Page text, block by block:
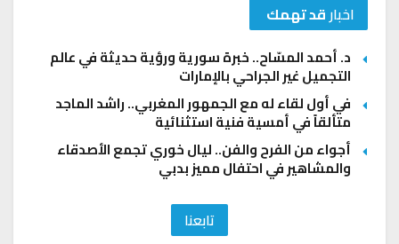
اخبارقد تهمك
د. أحمد المسّاح.. خبرة سورية ورؤية حديثة في عالم
التجميل غير الجراحي بالإمارات
في أول لقاء له مع الجمهور المغربي.. راشد الماجد
متألقاً في أمسية فنية استثنائية
أجواء من الفرح والفن.. ليال خوري تجمع الأصدقاء
والمشاهير في احتفال مميز بدبي
تابعنا